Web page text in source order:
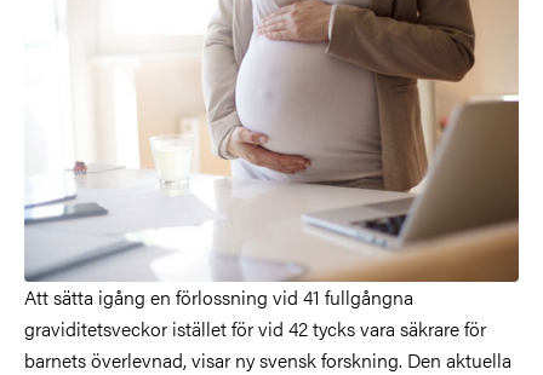
Att sätta igång en förlossning vid 41 fullgångna
graviditetsveckor istället för vid 42 tycks vara säkrare för
barnets överlevnad, visar ny svensk forskning. Den aktuella